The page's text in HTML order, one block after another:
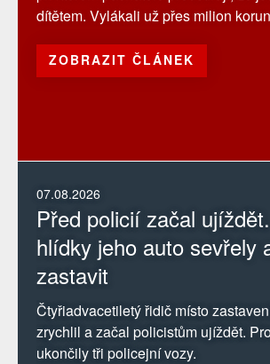
07.08.2026
Před policií začal
hlídky jeho auto sevřely
zastavit
Čtyřiadvacetiletý řidič místo
zrychlil a začal policistům ujíždět.
ukončily tři policejní vozy.
dítětem. Vylákali už přes milion
ZOBRAZIT ČLÁNEK